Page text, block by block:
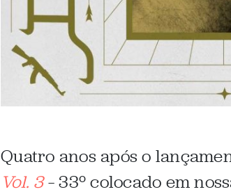
Quatro anos após o
Vol. 3– 33º colocado em